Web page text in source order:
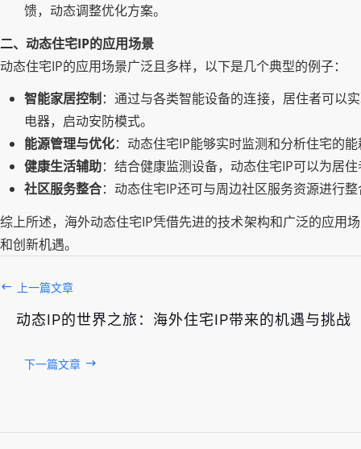
馈，动态调整优化方案。
二、动态住宅IP的应用场景
动态住宅IP的应用场景广泛且多样，以下是几个典型的例子：
智能家居控制 ：通过与各类智能设备的连接，居住者可以
电器，启动安防模式。
能源管理与优化：动态住宅IP能够实时监测和分析住宅的
健康生活辅助：结合健康监测设备，动态住宅IP可以为居
社区服务整合：动态住宅IP还可与周边社区服务资源进行
综上所述，海外动态住宅IP凭借先进的技术架构和广泛的应用
和创新机遇。
上一篇文章
动态IP的世界之旅：海外住宅IP带来的机遇与挑战
下一篇文章